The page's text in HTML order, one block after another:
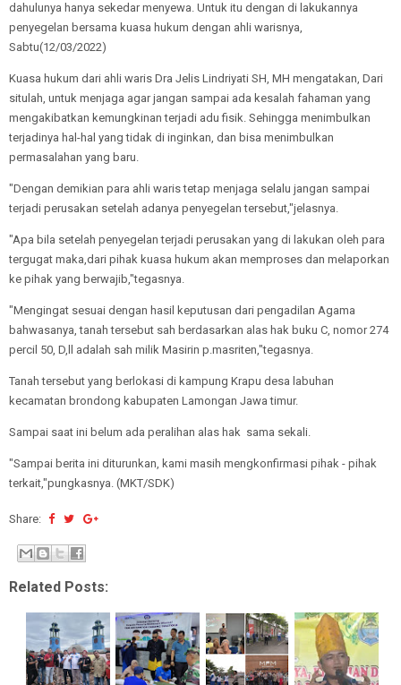
dahulunya hanya sekedar menyewa. Untuk itu dengan di lakukannya
penyegelan bersama kuasa hukum dengan ahli warisnya,
Sabtu(12/03/2022)
Kuasa hukum dari ahli waris Dra Jelis Lindriyati SH, MH mengatakan, Dari
situlah, untuk menjaga agar jangan sampai ada kesalah fahaman yang
mengakibatkan kemungkinan terjadi adu fisik. Sehingga menimbulkan
terjadinya hal-hal yang tidak di inginkan, dan bisa menimbulkan
permasalahan yang baru.
"Dengan demikian para ahli waris tetap menjaga selalu jangan sampai
terjadi perusakan setelah adanya penyegelan tersebut,"jelasnya.
"Apa bila setelah penyegelan terjadi perusakan yang di lakukan oleh para
tergugat maka,dari pihak kuasa hukum akan memproses dan melaporkan
ke pihak yang berwajib,"tegasnya.
"Mengingat sesuai dengan hasil keputusan dari pengadilan Agama
bahwasanya, tanah tersebut sah berdasarkan alas hak buku C, nomor 274
percil 50, D,ll adalah sah milik Masirin p.masriten,"tegasnya.
Tanah tersebut yang berlokasi di kampung Krapu desa labuhan
kecamatan brondong kabupaten Lamongan Jawa timur.
Sampai saat ini belum ada peralihan alas hak sama sekali.
"Sampai berita ini diturunkan, kami masih mengkonfirmasi pihak - pihak
terkait,"pungkasnya. (MKT/SDK)
Share:
Related Posts: